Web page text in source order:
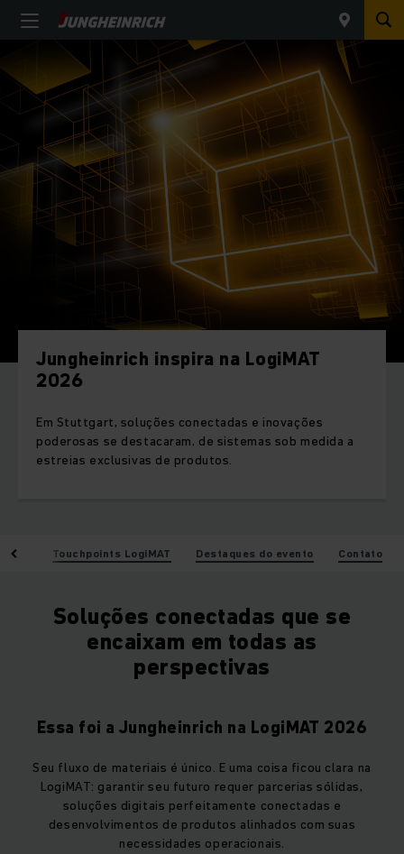
Jungheinrich inspira na LogiMAT
2026
Em Stuttgart, soluções conectadas e inovações
poderosas se destacaram, de sistemas sob medida a
estreias exclusivas de produtos.
Touchpoints LogiMAT Destaques do evento Contato
Soluções conectadas que se
encaixam em todas as
perspectivas
Essa foi a Jungheinrich na LogiMAT 2026
Seu fluxo de materiais é único. E uma coisa ficou clara na
LogiMAT: garantir seu futuro requer parcerias sólidas,
soluções digitais perfeitamente conectadas e
desenvolvimentos de produtos alinhados com suas
necessidades operacionais.